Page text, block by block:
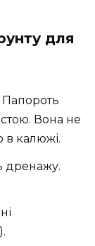
для
Папороть
Вона не
в калюжі.
дренажу.